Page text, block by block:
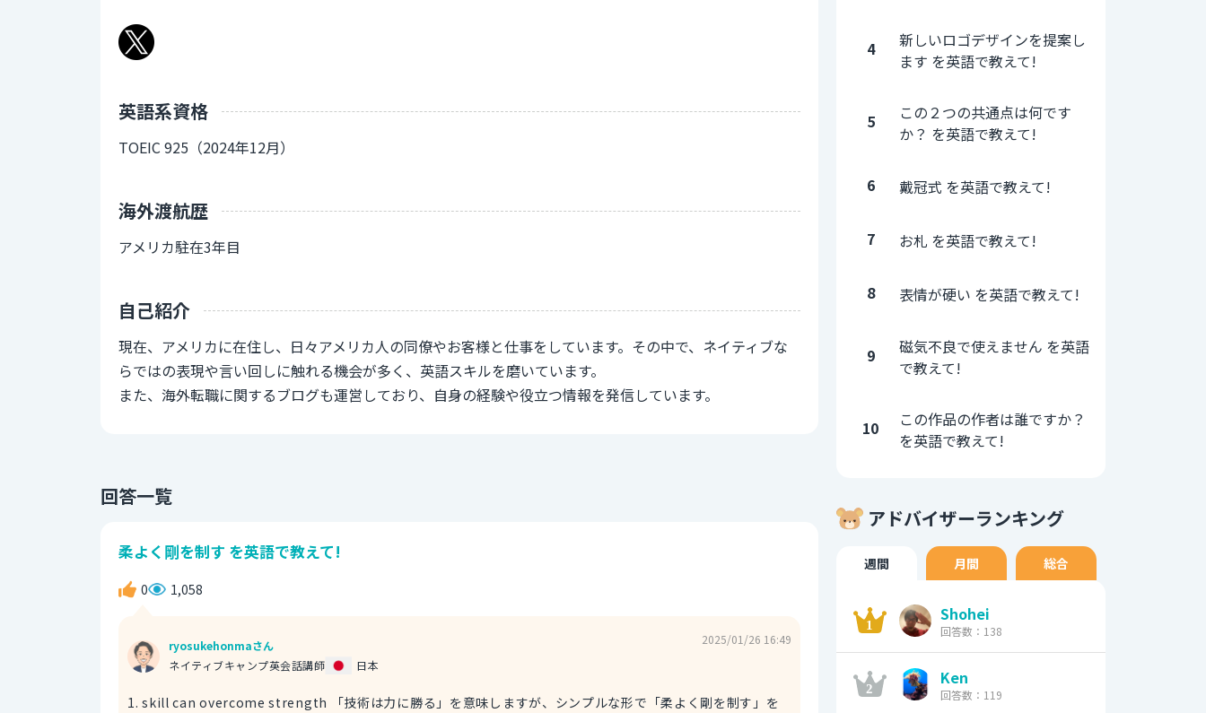
英語系資格
TOEIC 925（2024年12月）
海外渡航歴
アメリカ駐在3年目
自己紹介
現在、アメリカに在住し、日々アメリカ人の同僚やお客様と仕事をしています。その中で、ネイティブな
らではの表現や言い回しに触れる機会が多く、英語スキルを磨いています。
また、海外転職に関するブログも運営しており、自身の経験や役立つ情報を発信しています。
回答一覧
柔よく剛を制す を英語で教えて!
0 1,058
ryosukehonmaさん
ネイティブキャンプ英会話講師
日本
2025/01/26 16:49
1. skill can overcome strength 「技術は力に勝る」を意味しますが、シンプルな形で「柔よく剛を制す」を
4
新しいロゴデザインを提案し
ます を英語で教えて!
5
この２つの共通点は何です
か？ を英語で教えて!
6 戴冠式 を英語で教えて!
7 お札 を英語で教えて!
8 表情が硬い を英語で教えて!
9
磁気不良で使えません を英語
で教えて!
10
この作品の作者は誰ですか？
を英語で教えて!
アドバイザーランキング
週間 月間 総合
Shohei
回答数：138
Ken
回答数：119